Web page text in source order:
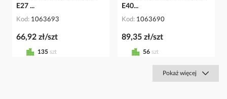
E27 ...
Kod 1063693
66,92 zł/szt
135 szt
E40...
Kod 1063690
89,35 zł/szt
56 szt
Pokaż więcej